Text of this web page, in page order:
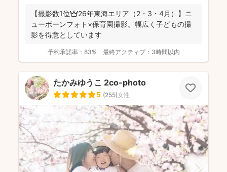
【撮影数1位👑26年東海エリア（2・3・4月）】ニ
ューボーンフォト×保育園撮影。幅広く子どもの撮
影を得意としています
予約承諾率： 83% 最終アクティブ： 3時間以内
たかみゆうこ 2co-photo
5 (255)女性